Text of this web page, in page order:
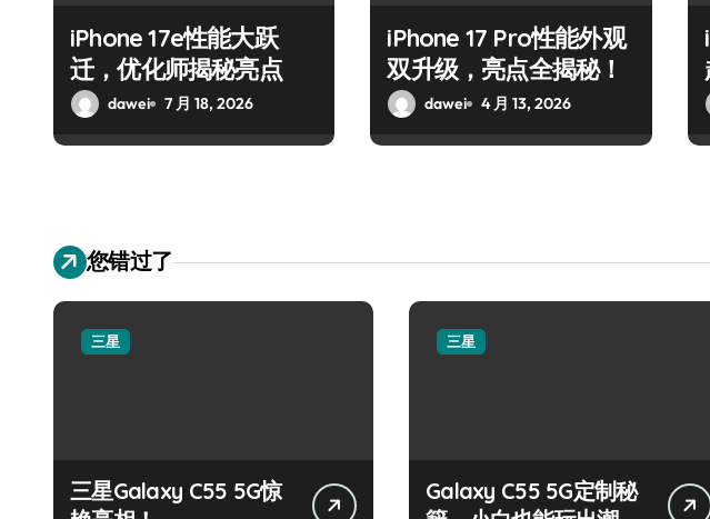
iPhone 17e性能大跃
迁，优化师揭秘亮点
dawei 7 月 18, 2026
iPhone 17 Pro性能外观
双升级，亮点全揭秘！
dawei 4 月 13, 2026
您错过了
三星
三星Galaxy C55 5G惊
三星
Galaxy C55 5G定制秘